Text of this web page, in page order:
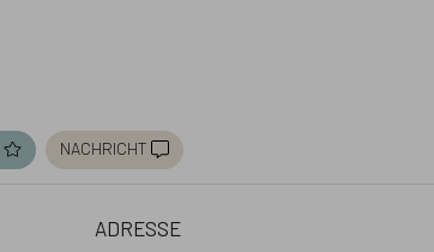
nachricht
adresse